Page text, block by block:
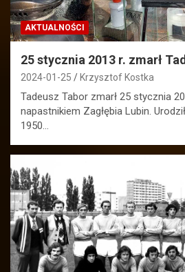
AKTUALNOŚCI
25 stycznia 2013 r. zmarł
2024-01-25 Krzysztof Kostka
Tadeusz Tabor zmarł 25 stycznia
napastnikiem Zagłębia Lubin.
1950…